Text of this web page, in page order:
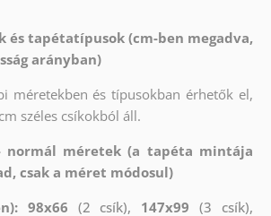
és tapétatípusok (cm-ben megadva,
arányban)
méretekben és típusokban érhetők el,
széles csíkokból áll.
normál méretek (a tapéta mintája
csak a méret módosul)
98x66 (2 csík), 147x99 (3 csík),